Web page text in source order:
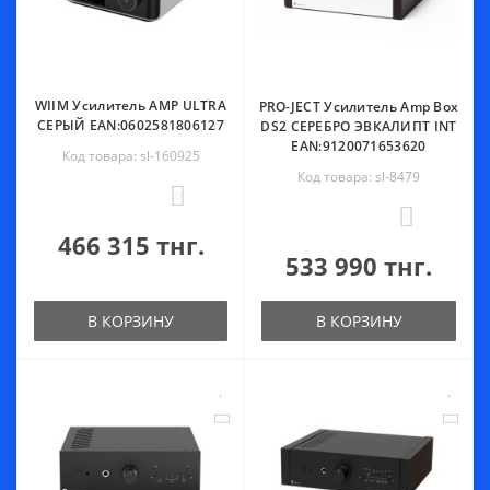
WIIM Усилитель AMP ULTRA
СЕРЫЙ EAN:0602581806127
Код товара: sl-160925
466 315 тнг.
В КОРЗИНУ
PRO-JECT Усилитель Amp Box
DS2 СЕРЕБРО ЭВКАЛИПТ INT
EAN:9120071653620
Код товара: sl-8479
533 990 тнг.
В КОРЗИНУ